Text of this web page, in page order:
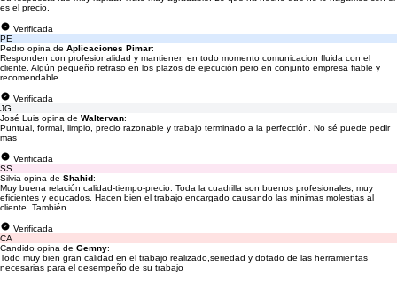
es el precio.
Verificada
PE
Pedro opina de Aplicaciones Pimar:
Responden con profesionalidad y mantienen en todo momento comunicacion fluida con el
cliente. Algún pequeño retraso en los plazos de ejecución pero en conjunto empresa fiable y
recomendable.
Verificada
JG
José Luis opina de Waltervan:
Puntual, formal, limpio, precio razonable y trabajo terminado a la perfección. No sé puede pedir
mas
Verificada
SS
Silvia opina de Shahid:
Muy buena relación calidad-tiempo-precio. Toda la cuadrilla son buenos profesionales, muy
eficientes y educados. Hacen bien el trabajo encargado causando las mínimas molestias al
cliente. También...
Verificada
CA
Candido opina de Gemny:
Todo muy bien gran calidad en el trabajo realizado,seriedad y dotado de las herramientas
necesarias para el desempeño de su trabajo